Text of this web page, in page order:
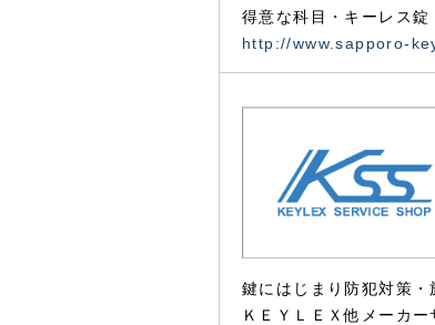
得意な科目・キーレス
http://www.sapporo-
鍵にはじまり防犯対策・
ＫＥＹＬＥＸ他メーカ